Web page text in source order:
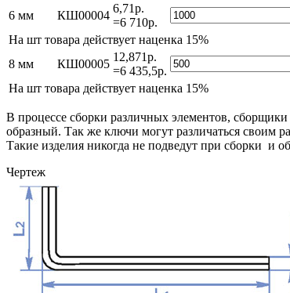
6 мм
КШ00004
6,71р.
=6 710р.
На шт товара действует наценка 15%
8 мм
КШ00005
12,871р.
=6 435,5р.
На шт товара действует наценка 15%
В процессе сборки различных элементов,
образный. Так же ключи могут различаться своим
Такие изделия никогда не подведут при сборки и
Чертеж